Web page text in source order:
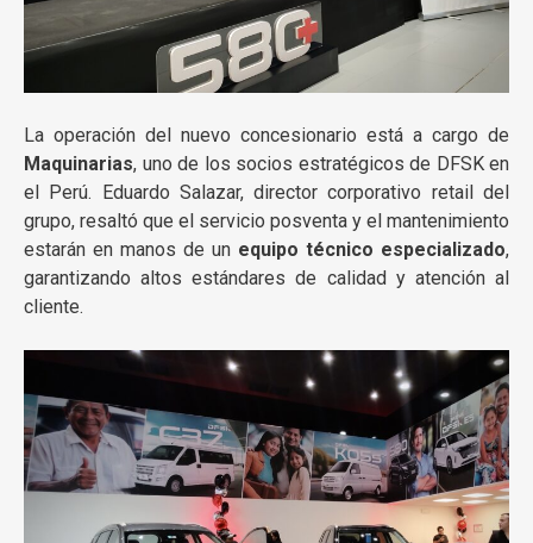
La operación del nuevo concesionario está a cargo de
Maquinarias, uno de los socios estratégicos de DFSK en
el Perú. Eduardo Salazar, director corporativo retail del
grupo, resaltó que el servicio posventa y el mantenimiento
estarán en manos de un equipo técnico especializado,
garantizando altos estándares de calidad y atención al
cliente.